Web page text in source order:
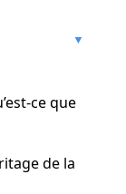
ce que
de la